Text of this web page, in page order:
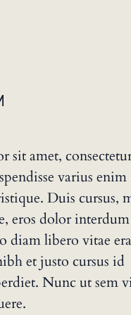
sit amet,
varius
Duis cursus,
eros dolor interdum
diam libero vitae
et justo cursus id
Nunc ut sem